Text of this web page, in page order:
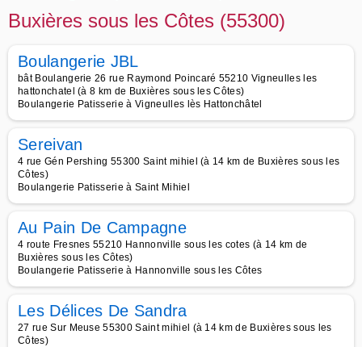
Buxières sous les Côtes (55300)
Boulangerie JBL
bât Boulangerie 26 rue Raymond Poincaré 55210 Vigneulles les
hattonchatel (à 8 km de Buxières sous les Côtes)
Boulangerie Patisserie à Vigneulles lès Hattonchâtel
Sereivan
4 rue Gén Pershing 55300 Saint mihiel (à 14 km de Buxières sous les
Côtes)
Boulangerie Patisserie à Saint Mihiel
Au Pain De Campagne
4 route Fresnes 55210 Hannonville sous les cotes (à 14 km de
Buxières sous les Côtes)
Boulangerie Patisserie à Hannonville sous les Côtes
Les Délices De Sandra
27 rue Sur Meuse 55300 Saint mihiel (à 14 km de Buxières sous les
Côtes)